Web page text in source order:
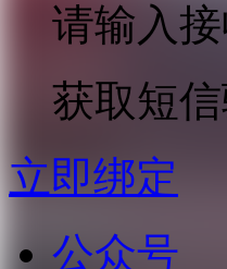
请输入
获取短
立即绑定
公众号